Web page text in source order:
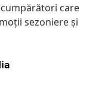
care
sezoniere și